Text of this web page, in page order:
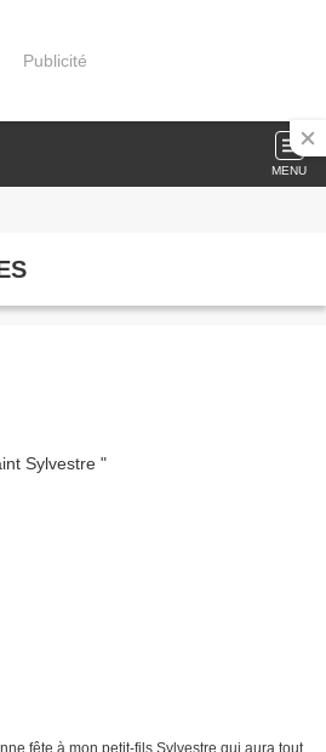
Publicité
MENU
fête à mon petit-fils Sylvestre qui aura tout